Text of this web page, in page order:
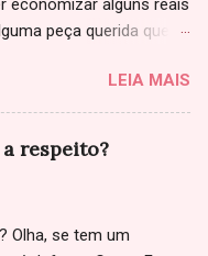
economizar alguns reais
peça querida que
ou bolsa de couro que
Primeiramente, só
ciência que se
né? Se não tenho
caiu numa cilada (Bino).
não descasca. E
LEIA MAIS
respeito?
Olha, se tem um